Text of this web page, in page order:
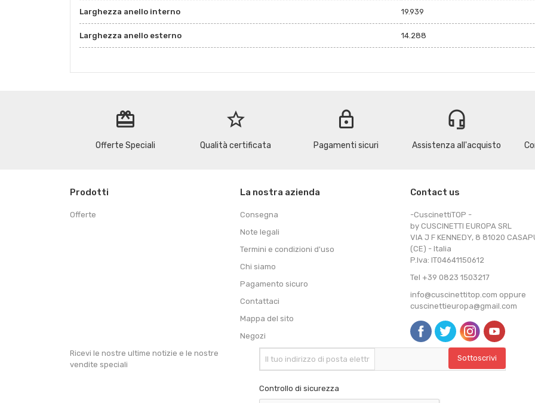
Larghezza anello interno 19.939
Larghezza anello esterno 14.288
redeem
Offerte Speciali
star_border
Qualità certificata
lock
Pagamenti sicuri
headset_mic
Assistenza all'acquisto
Prodotti
Offerte
La nostra azienda
Consegna
Note legali
Termini e condizioni d'uso
Chi siamo
Pagamento sicuro
Contattaci
Mappa del sito
Negozi
Contact us
-CuscinettiTOP -
by CUSCINETTI EUROPA SRL
VIA J F KENNEDY, 8 81020
(CE) - Italia
P.Iva: IT04641150612
Tel +39 0823 1503217
info@cuscinettitop.com oppure
cuscinettieuropa@gmail.com
Ricevi le nostre ultime notizie e le nostre
vendite speciali
Controllo di sicurezza